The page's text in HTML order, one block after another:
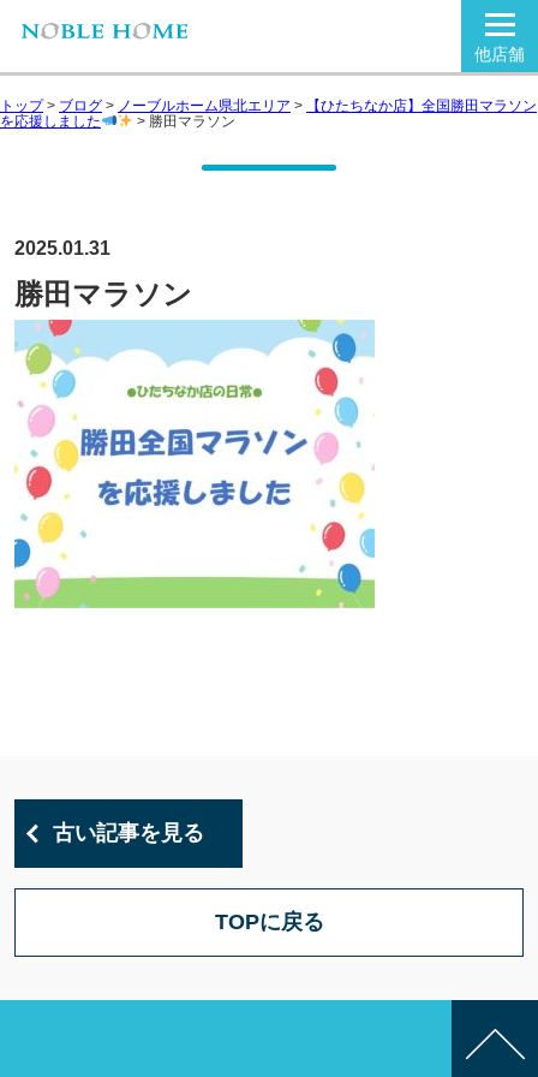
他店舗
トップ> ブログ > ノーブルホーム県北エリア >
【ひたちなか店】全国勝田マラソン
を応援しました
> 勝田マラソン
2025.01.31
勝田マラソン
古い記事を見る
TOPに戻る